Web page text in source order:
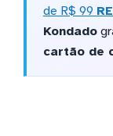
de R$ 99
Kondado
cartão de